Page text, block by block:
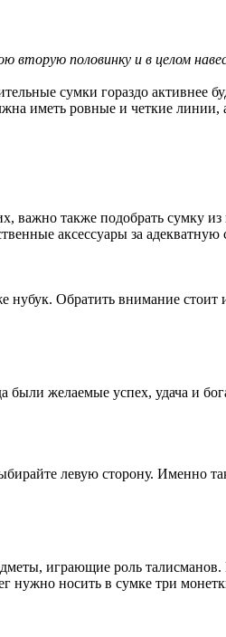
половинку и в целом
сумки гораздо активнее
иметь ровные и четкие
также подобрать сумку
аксессуары за адекватную
Обратить внимание
желаемые успех, удача и
левую сторону. Именно
играющие роль талисманов.
нужно носить в сумке три